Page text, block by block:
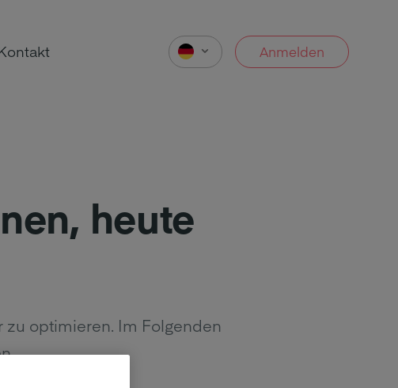
Anmelden
heute
optimieren. Im Folgenden